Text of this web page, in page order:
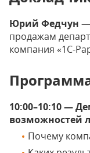
Юрий Федчун —
продажам
компания «1С-
10:00–10:10 —
возможностей
Почему